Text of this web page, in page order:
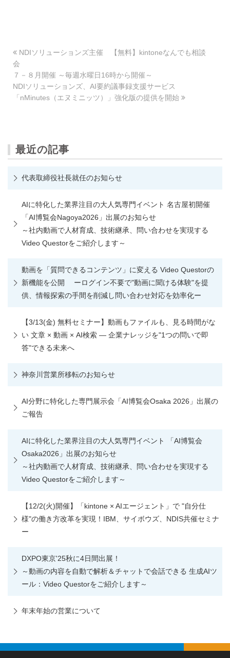
NDIソリューションズ主催 【無料】kintoneなんでも相談
会
７－８月開催 ～毎週水曜日16時から開催～
NDIソリューションズ、AI要約議事録支援サービス
「nMinutes（エヌミニッツ）」強化版の提供を開始
最近の記事
代表取締役社長就任のお知らせ
AIに特化した業界注目の大人気専門イベント 名古屋初開催
「AI博覧会Nagoya2026」出展のお知らせ
～社内動画で人材育成、技術継承、問い合わせを実現する
Video Questorをご紹介します～
動画を「質問できるコンテンツ」に変える Video Questorの
新機能を公開 ーログイン不要で"動画に聞ける体験"を提
供、情報探索の手間を削減し問い合わせ対応を効率化ー
【3/13(金) 無料セミナー】動画もファイルも、見る時間がな
い 文章 × 動画 × AI検索 ― 企業ナレッジを"1つの問いで即
答"できる未来へ
神奈川営業所移転のお知らせ
AI分野に特化した専門展示会「AI博覧会Osaka 2026」出展の
ご報告
AIに特化した業界注目の大人気専門イベント 「AI博覧会
Osaka2026」出展のお知らせ
～社内動画で人材育成、技術継承、問い合わせを実現する
Video Questorをご紹介します～
【12/2(火)開催】「kintone × AIエージェント」で "自分仕
様"の働き方改革を実現！IBM、サイボウズ、NDIS共催セミナ
ー
DXPO東京'25秋に4日間出展！
～動画の内容を自動で解析＆チャットで会話できる 生成AIツ
ール：Video Questorをご紹介します～
年末年始の営業について